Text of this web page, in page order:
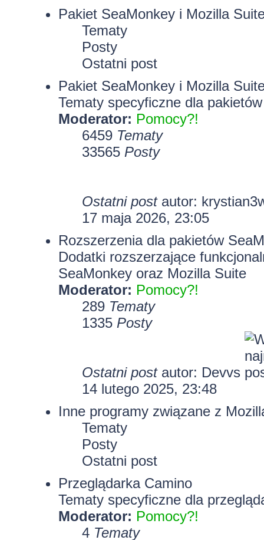
Pakiet SeaMonkey i Mozilla
Tematy
Posty
Ostatni post
Pakiet SeaMonkey i Mozilla
Tematy specyficzne dla
Moderator: Pomocy?!
6459 Tematy
33565 Posty
Ostatni postautor:
17 maja 2026, 23:05
Rozszerzenia dla pakietów
Dodatki rozszerzające
SeaMonkey oraz Mozilla Suite
Moderator: Pomocy?!
289 Tematy
1335 Posty
Ostatni postautor: Devvs
14 lutego 2025, 23:48
Inne programy związane z
Tematy
Posty
Ostatni post
Przeglądarka Camino
Tematy specyficzne dla
Moderator: Pomocy?!
4 Tematy